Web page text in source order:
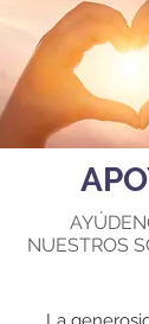
NUESTROS